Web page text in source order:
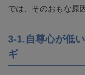
では、そのおもな原
3-1.自尊心が低
ギ